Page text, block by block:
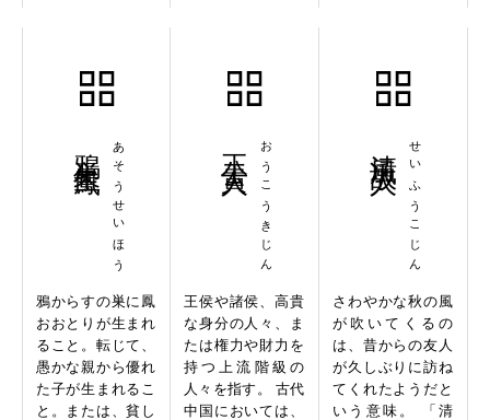
あそうせいほう
鴉からすの巣に鳳
おおとりが生まれ
ること。転じて、
愚かな親から優れ
た子が生まれるこ
と。または、貧し
おうこうきじん
王侯や諸侯、高貴
な身分の人々、ま
たは権力や財力を
持つ上流階級の
人々を指す。 古代
中国においては、
せいふうこじん
さわやかな秋の風
が吹いてくるの
は、昔からの友人
が久しぶりに訪ね
てくれたようだと
いう意味。 「清